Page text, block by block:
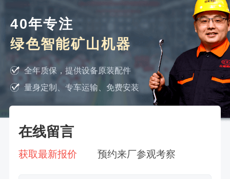
40年专注
绿色智能矿山机器
全年质保，提供设备原装配件
量身定制、专车运输、免费安装
在线留言
获取最新报价 预约来厂参观考察